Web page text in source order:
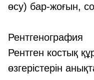
өсу) бар-жоғын,
Рентгенография
Рентген костық
өзгерістерін